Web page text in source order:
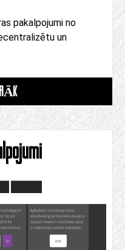
pakalpojumi no
un